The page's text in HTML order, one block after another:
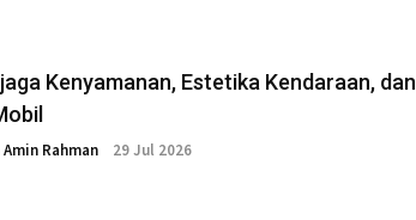
Kenyamanan, Estetika Kendaraan, dan
Amin Rahman 29 Jul 2026